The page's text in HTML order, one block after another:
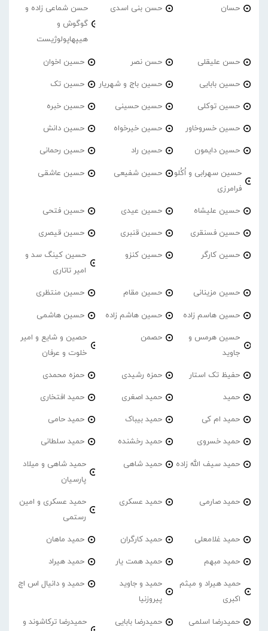
حسان حسن بنی اسدی
حسن شماعی زاده و
گوگوش و
هیپهاپولوژیست
حسن علیقلی حسن نصر حسین اخوان
حسین بابایی حسین باج و شهریار حسین تک
حسین توکلی حسین حسینی حسین خبره
حسین خسروخاور حسین خیرخواه حسین دانش
حسین دایمون حسین راد حسین رحمانی
حسین سهرابی و اُکُلو
فرامرزی
حسین شفیعی حسین عاشقی
حسین علیشاه حسین عیدی حسین فتحی
حسین فسنقری حسین قنبری حسین قیصری
حسین کارگر حسین کنزو
حسین کینگ سد و
امیر تاتاری
حسین مزینانی حسین مقام حسین منتظری
حسین هاسم زاده حسین هاشم زاده حسین هاشمی
حسین هرمس و
جاوید
حصمن
حصین و شایع و امیر
خلوت و عرفان
حفیظ تک استار حمزه رشیدی حمزه محمدی
حمید حمید اصغری حمید افتخاری
حمید ام کی حمید بیباک حمید حامی
حمید خسروی حمید رخشنده حمید سلطانی
حمید سیف الله زاده حمید شاهی
حمید شاهی و میلاد
پارسیان
حمید صارمی حمید عسکری
حمید عسکری و امین
رستمی
حمید غلامعلی حمید کارگران حمید ماهان
حمید مبهم حمید همت یار حمید هیراد
حمید هیراد و میثم
اکبری
حمید و جاوید
پیروزنیا
حمید و دانیال اس اچ
حمیدرضا اسلمی حمیدرضا بابایی
حمیدرضا ترکاشوند و